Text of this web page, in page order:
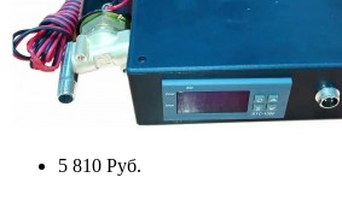
5 810 Руб.